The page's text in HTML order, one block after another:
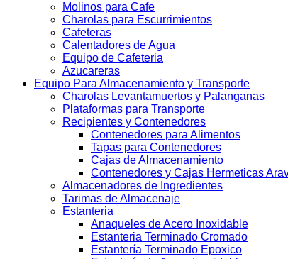
Molinos para Cafe
Charolas para Escurrimientos
Cafeteras
Calentadores de Agua
Equipo de Cafeteria
Azucareras
Equipo Para Almacenamiento y Transporte
Charolas Levantamuertos y Palanganas
Plataformas para Transporte
Recipientes y Contenedores
Contenedores para Alimentos
Tapas para Contenedores
Cajas de Almacenamiento
Contenedores y Cajas Hermeticas
Almacenadores de Ingredientes
Tarimas de Almacenaje
Estanteria
Anaqueles de Acero Inoxidable
Estanteria Terminado Cromado
Estantería Terminado Epoxico